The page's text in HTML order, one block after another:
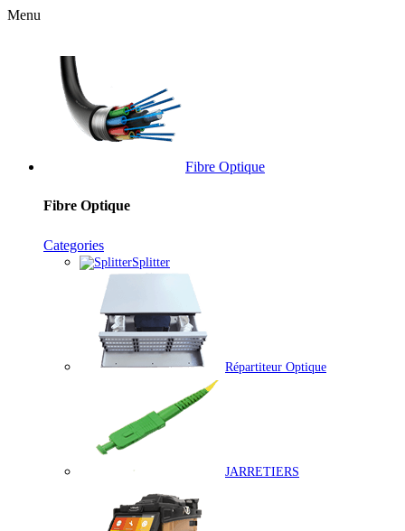
Menu
Fibre Optique
Fibre Optique
Categories
Splitter
Répartiteur Optique
JARRETIERS